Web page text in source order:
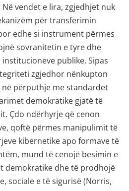
vendet e lira, zgjedhjet nuk
për transferimin
edhe si instrument përmes
sovranitetin e tyre dhe
publike. Sipas
zgjedhor nënkupton
përputhje me standardet
demokratike gjatë të
Çdo ndërhyrje që cenon
qoftë përmes manipulimit të
kibernetike apo formave të
mund të cenojë besimin e
demokratike dhe të prodhojë
sociale e të sigurisë (Norris,